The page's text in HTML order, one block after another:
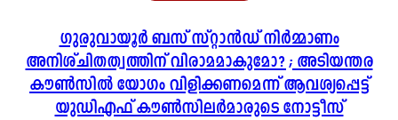
ഗുരുവായൂർ ബസ് സ്റ്റാൻഡ് നിർമ്മാണം
അനിശ്ചിതത്വത്തിന് വിരാമമാകുമോ? ; അടിയന്തര
കൗൺസിൽ യോഗം വിളിക്കണമെന്ന് ആവശ്യപ്പെട്ട്
യുഡിഎഫ് കൗൺസിലർമാരുടെ നോട്ടീസ്